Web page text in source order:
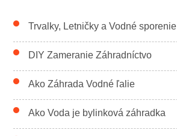
Trvalky, Letničky a Vodné sporenie
DIY Zameranie Záhradníctvo
Ako Záhrada Vodné ľalie
Ako Voda je bylinková záhradka